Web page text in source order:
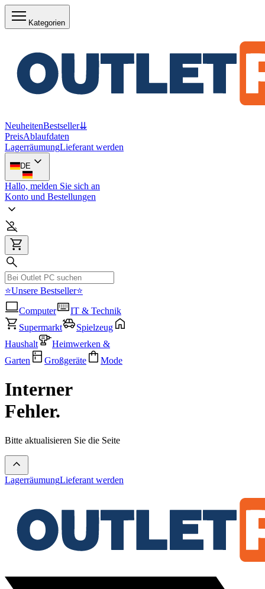
Kategorien
NeuheitenBestseller⇊
PreisAblaufdaten
LagerräumungLieferant werden
DE
Hallo, melden Sie sich an
Konto und Bestellungen
⭐Unsere Bestseller⭐
Computer
IT & Technik
Supermarkt
Spielzeug
Haushalt
Heimwerken &
Garten
Großgeräte Mode
Interner
Fehler.
Bitte aktualisieren Sie die Seite
LagerräumungLieferant werden